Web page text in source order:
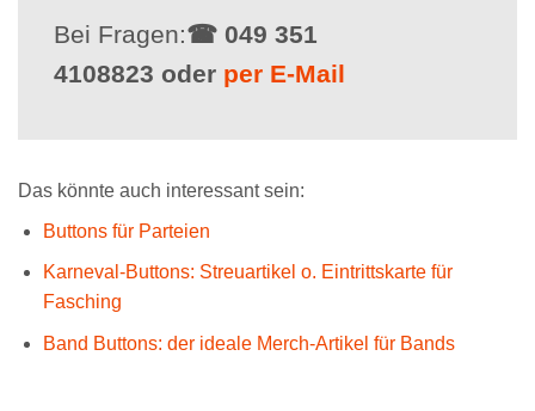
Bei Fragen:☎ 049 351
4108823 oder per E-Mail
Das könnte auch interessant sein:
Buttons für Parteien
Karneval-Buttons: Streuartikel o. Eintrittskarte für
Fasching
Band Buttons: der ideale Merch-Artikel für Bands